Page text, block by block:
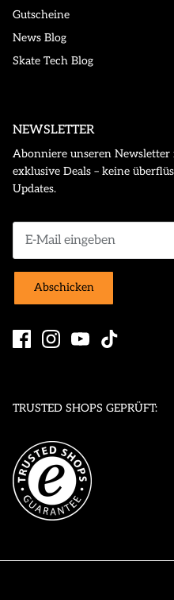
Gutscheine
News Blog
Skate Tech Blog
NEWSLETTER
Abonniere unseren
exklusive Deals – keine
Updates.
Abschicken
TRUSTED SHOPS GEPRÜFT: